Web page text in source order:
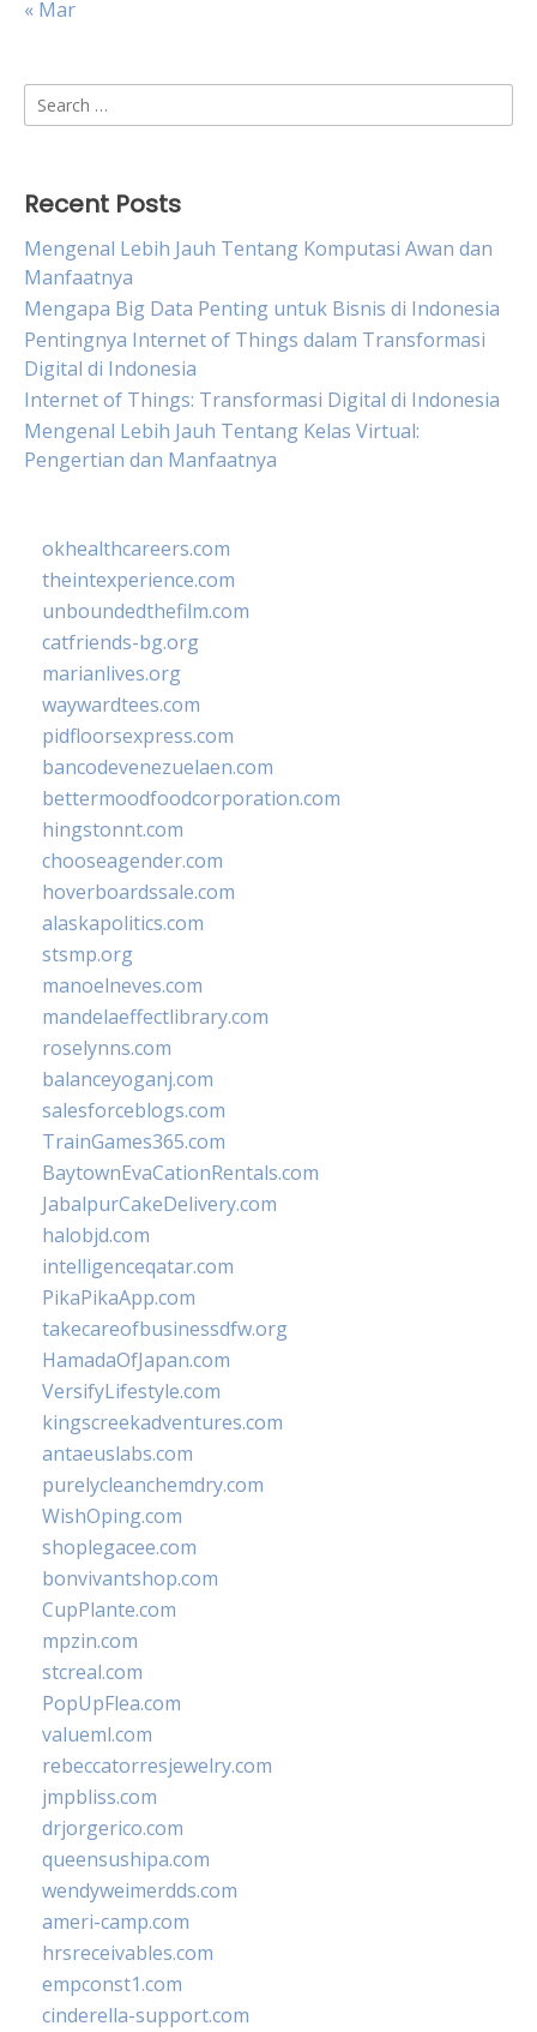
« Mar
Search
for:
Recent Posts
Mengenal Lebih Jauh Tentang Komputasi Awan dan
Manfaatnya
Mengapa Big Data Penting untuk Bisnis di Indonesia
Pentingnya Internet of Things dalam Transformasi
Digital di Indonesia
Internet of Things: Transformasi Digital di Indonesia
Mengenal Lebih Jauh Tentang Kelas Virtual:
Pengertian dan Manfaatnya
okhealthcareers.com
theintexperience.com
unboundedthefilm.com
catfriends-bg.org
marianlives.org
waywardtees.com
pidfloorsexpress.com
bancodevenezuelaen.com
bettermoodfoodcorporation.com
hingstonnt.com
chooseagender.com
hoverboardssale.com
alaskapolitics.com
stsmp.org
manoelneves.com
mandelaeffectlibrary.com
roselynns.com
balanceyoganj.com
salesforceblogs.com
TrainGames365.com
BaytownEvaCationRentals.com
JabalpurCakeDelivery.com
halobjd.com
intelligenceqatar.com
PikaPikaApp.com
takecareofbusinessdfw.org
HamadaOfJapan.com
VersifyLifestyle.com
kingscreekadventures.com
antaeuslabs.com
purelycleanchemdry.com
WishOping.com
shoplegacee.com
bonvivantshop.com
CupPlante.com
mpzin.com
stcreal.com
PopUpFlea.com
valueml.com
rebeccatorresjewelry.com
jmpbliss.com
drjorgerico.com
queensushipa.com
wendyweimerdds.com
ameri-camp.com
hrsreceivables.com
empconst1.com
cinderella-support.com